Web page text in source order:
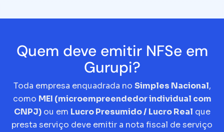
Quem deve emitir NFSe em
Gurupi?
Toda empresa enquadrada no Simples Nacional,
como MEI (microempreendedor individual com
CNPJ)ou em Lucro Presumido / Lucro Real que
presta serviço deve emitir a nota fiscal de serviço